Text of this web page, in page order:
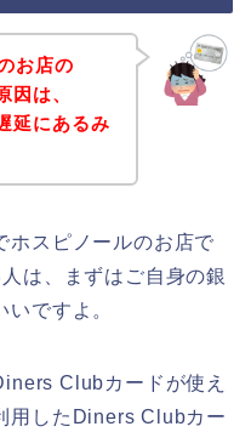
お店の
は、
延にあるみ
ホスピノールのお店で
は、まずはご自身の銀
ですよ。
Clubカードが使え
用したDiners Clubカー